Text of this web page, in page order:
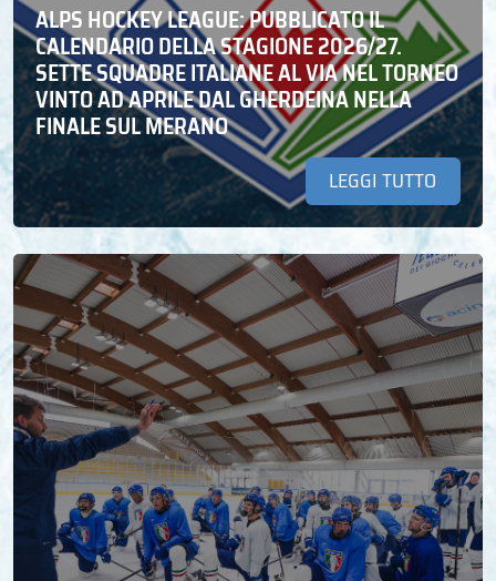
ALPS HOCKEY LEAGUE: PUBBLICATO IL
CALENDARIO DELLA STAGIONE 2026/27.
SETTE SQUADRE ITALIANE AL VIA NEL TORNEO
VINTO AD APRILE DAL GHERDEINA NELLA
FINALE SUL MERANO
LEGGI TUTTO